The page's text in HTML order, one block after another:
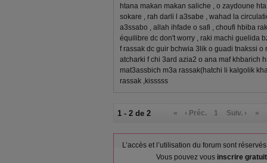
htana makan makan saliche , o zaydoune
sokare , rah darli l a3sabe , wahad la
a3ssabo , allah ihfade o safi , choufi hbiba
équilibre dc don't worry , raki machi guelida
f rassak dc guir bchwia 3lik o guadi tnakssi
atcharki f chi 3ard azia2 o ana maf khbarich
mat3assbich m3a rassak(hatchi li kalgolik
rassak ,kisssss
1 - 2 de 2 « ‹ Préc. 1 Suiv. › »
L’accès et l’utilisation du forum sont
Vous pouvez vous inscrire